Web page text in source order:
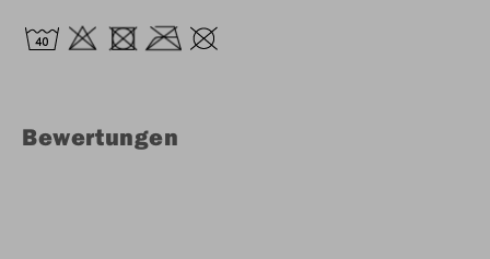
Bewertungen